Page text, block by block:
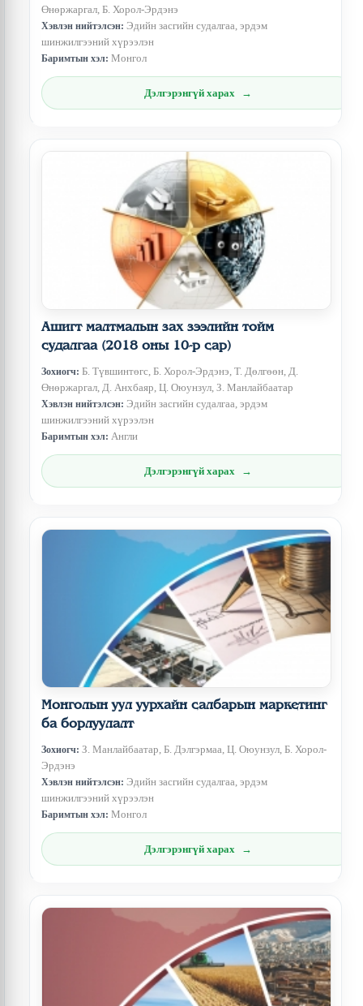
Өнөржаргал, Б. Хорол-Эрдэнэ
Хэвлэн нийтэлсэн: Эдийн засгийн судалгаа, эрдэм
шинжилгээний хүрээлэн
Баримтын хэл: Монгол
Дэлгэрэнгүй харах
Ашигт малтмалын зах зээлийн тойм
судалгаа (2018 оны 10-р сар)
Зохиогч: Б. Түвшинтөгс, Б. Хорол-Эрдэнэ, Т. Дөлгөөн, Д.
Өнөржаргал, Д. Анхбаяр, Ц. Оюунзул, З. Манлайбаатар
Хэвлэн нийтэлсэн: Эдийн засгийн судалгаа, эрдэм
шинжилгээний хүрээлэн
Баримтын хэл: Англи
Дэлгэрэнгүй харах
Монголын уул уурхайн салбарын маркетинг
ба борлуулалт
Зохиогч: З. Манлайбаатар, Б. Дэлгэрмаа, Ц. Оюунзул, Б. Хорол-
Эрдэнэ
Хэвлэн нийтэлсэн: Эдийн засгийн судалгаа, эрдэм
шинжилгээний хүрээлэн
Баримтын хэл: Монгол
Дэлгэрэнгүй харах